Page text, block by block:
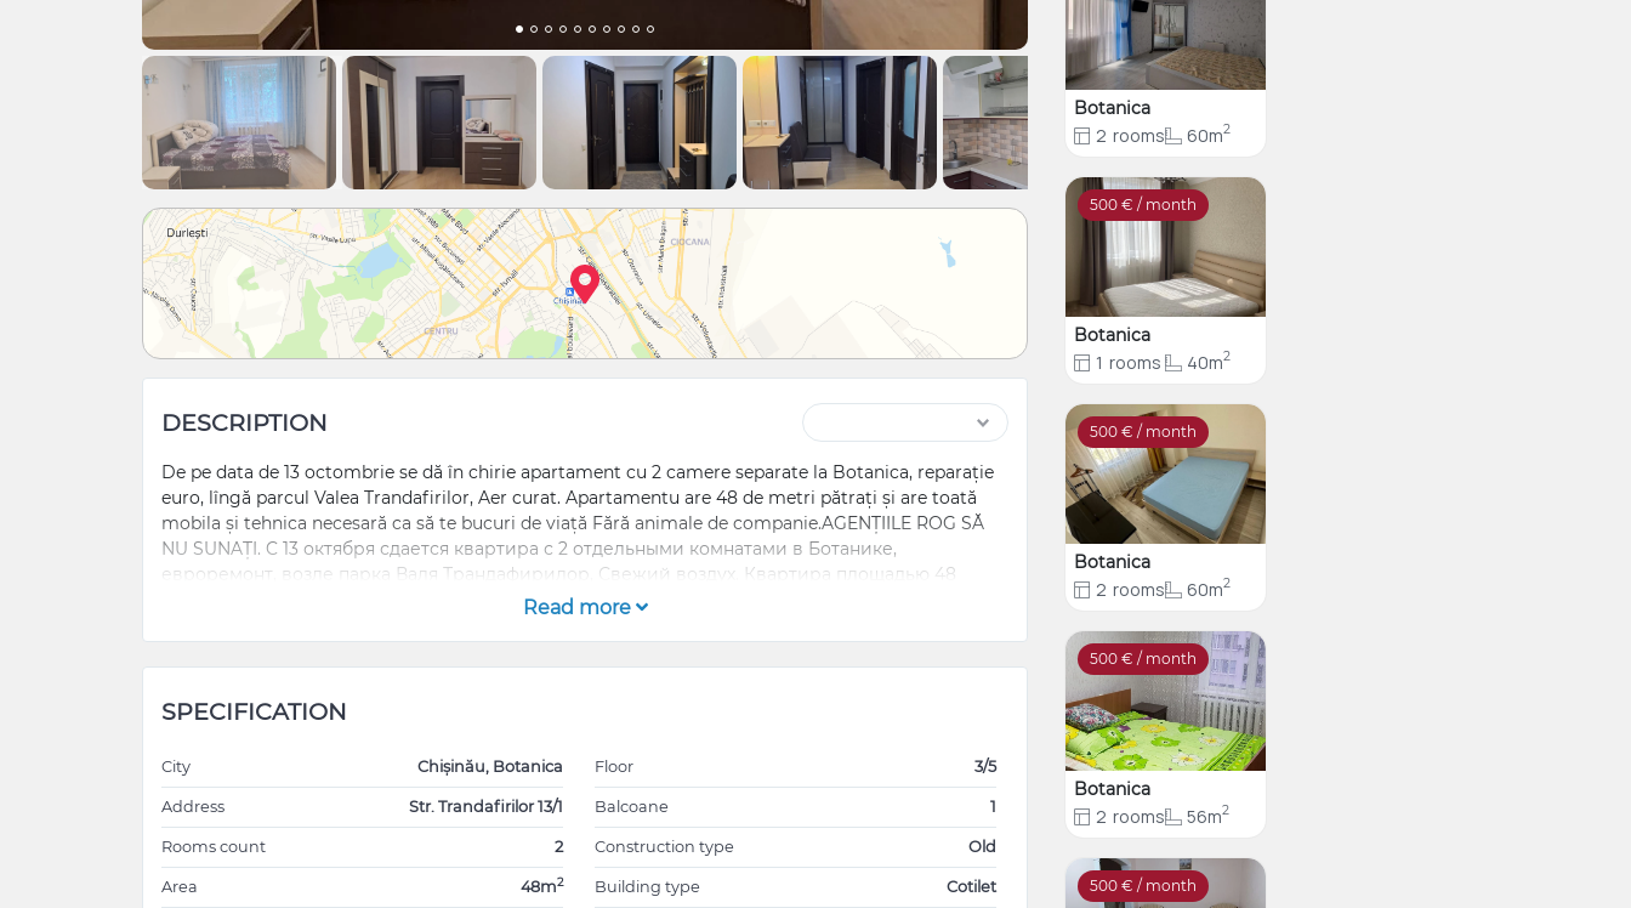
DESCRIPTION
De pe data de 13 octombrie se dă în chirie apartament cu 2 camere separate la Botanica, reparație
euro, lîngă parcul Valea Trandafirilor, Aer curat. Apartamentu are 48 de metri pătrați și are toată
mobila și tehnica necesară ca să te bucuri de viață Fără animale de companie.AGENȚIILE ROG SĂ
NU SUNAȚI. C 13 октября сдается квартира с 2 отдельными комнатами в Ботанике,
евроремонт, возле парка Валя Трандафирилор, Свежий воздух. Квартира площадью 48
квадратных метра, имеет вся мебель и техника, необходимая для наслаждения жизнью.
Read more
SPECIFICATION
City Chișinău, Botanica
Address Str. Trandafirilor 13/1
Rooms count 2
Area 48m2
Floor 3/5
Balcoane 1
Construction type Old
Building type Cotilet
Botanica
2 rooms 60m2
500 € / month
Botanica
1 rooms 40m2
500 € / month
Botanica
2 rooms 60m2
500 € / month
Botanica
2 rooms 56m2
500 € / month